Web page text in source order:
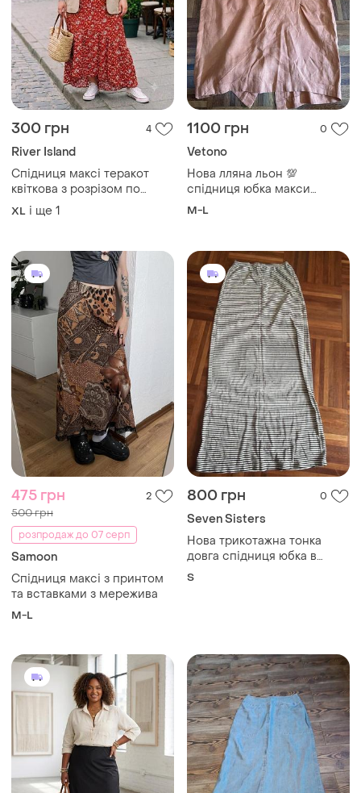
300 грн 4
River Island
Спідниця максі теракот
квіткова з розрізом по
центру xl-xxl
XL і ще 1
1100 грн 0
Vetono
Нова лляна льон 💯
спідниця юбка макси
асиметричного крою
від німецького бренду
vetono 2 38-40 m-l
M-L
475 грн 2
500 грн
розпродаж до 07 серп
Samoon
Спідниця максі з принтом
та вставками з мережива
M-L
800 грн 0
Seven Sisters
Нова трикотажна тонка
довга спідниця юбка в
смужку бренду seven
S